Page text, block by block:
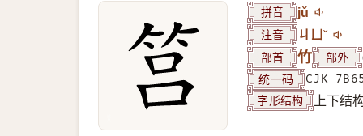
拼音 jǔ
注音 ㄐㄩˇ
部首 竹 部外
统一码 CJK
字形结构 上下结